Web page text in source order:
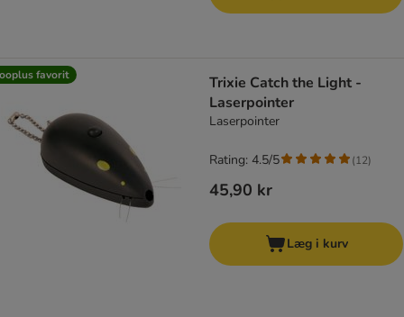
favorit
Trixie Catch the Light -
Laserpointer
Laserpointer
45,90 kr
Rating: 4.5/5 (12)
Læg i kurv